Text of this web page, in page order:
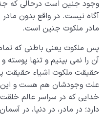
اصالت دنیا نسبت به رحم؛
غافل شود
قابلیت سازندگی رحم چیست؟
همیشگی است؟
قدرت رحمی دنیا؛ قابلیتی
دیدن ملکوت اشیاء یعنی چه و
بینیم؟
وجود جنین است درحالی که
آگاه نیست. در واقع بدون
مادر ملکوت جنین است.
پس ملکوت یعنی باطنی که
آن را نمی بینیم و تنها پوسته
حقیقت ملکوت اشیاء حقیقت
علت وجودشان هم هست و
خدایی که در سراسر عالم
دارد؛ در مادر، در دنیا، در